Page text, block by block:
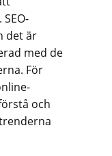
det är
med de
För
och